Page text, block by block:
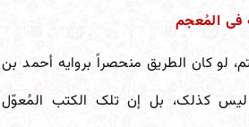
فی المُعجم
لو کان الطریق منحصراً بروایه أحمد بن
کذلک، بل إن تلک الکتب المُعوّل